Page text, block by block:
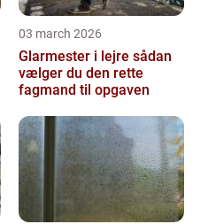
03 march 2026
Glarmester i lejre sådan
vælger du den rette
fagmand til opgaven